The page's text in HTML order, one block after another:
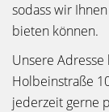
sodass wir
bieten können.
Unsere
Holbeinstraße
jederzeit gerne